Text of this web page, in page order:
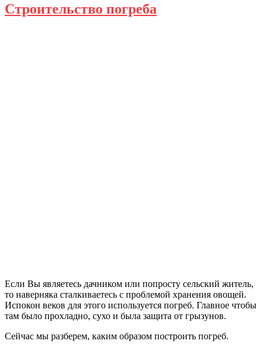
Строительство погреба
Если Вы являетесь дачником или попросту сельский житель,
то наверняка сталкиваетесь с проблемой хранения овощей.
Испокон веков для этого используется погреб. Главное чтобы
там было прохладно, сухо и была защита от грызунов.
Сейчас мы разберем, каким образом построить погреб.